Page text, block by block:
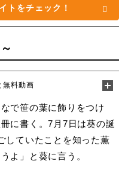
トをチェック！
無料動画
で笹の葉に飾りをつけ
に書く。7月7日は葵の誕
していたことを知った薫
よ」と葵に言う。